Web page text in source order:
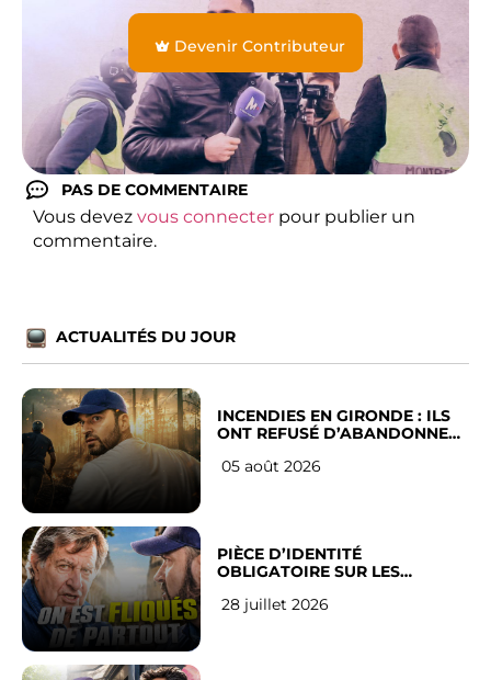
Devenir Contributeur
PAS DE COMMENTAIRE
Vous devez vous connecter pour publier un
commentaire.
ACTUALITÉS DU JOUR
INCENDIES EN GIRONDE : ILS
ONT REFUSÉ D’ABANDONNER
05 août 2026
PIÈCE D’IDENTITÉ
OBLIGATOIRE SUR LES
Français
28 juillet 2026